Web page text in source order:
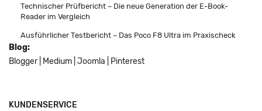
Technischer Prüfbericht – Die neue Generation der E-Book-
Reader im Vergleich
Ausführlicher Testbericht – Das Poco F8 Ultra im Praxischeck
Blog:
Blogger
Medium Joomla Pinterest
KUNDENSERVICE